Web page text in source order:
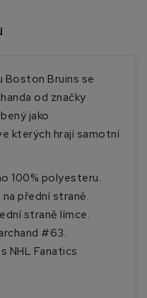
Boston Bruins se
od značky
jako
kterých hrají samotní
100% polyesteru.
přední straně.
straně límce.
#63.
NHL Fanatics